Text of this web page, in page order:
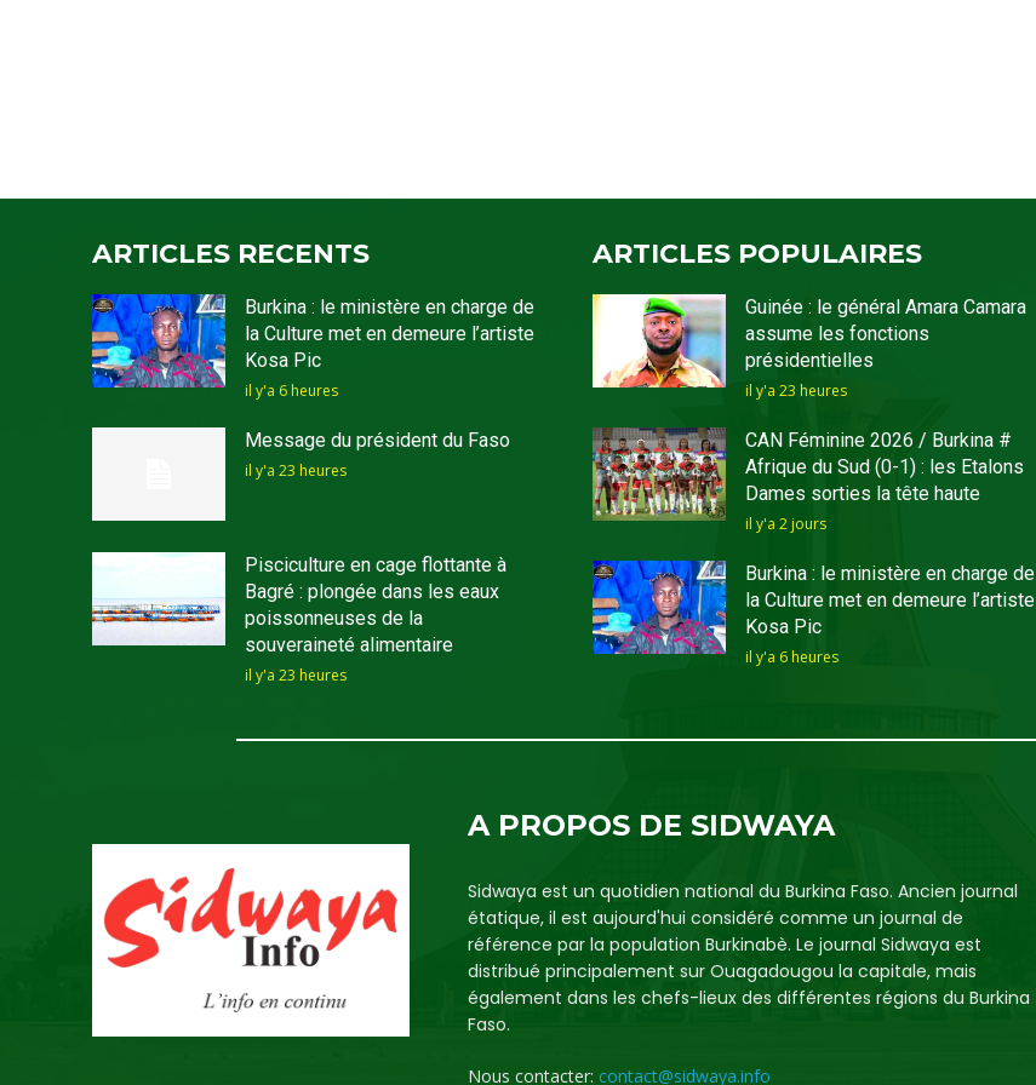
ARTICLES RECENTS
Burkina : le ministère en charge de
la Culture met en demeure l’artiste
Kosa Pic
il y'a 6 heures
Message du président du Faso
il y'a 23 heures
Pisciculture en cage flottante à
Bagré : plongée dans les eaux
poissonneuses de la
souveraineté alimentaire
il y'a 23 heures
ARTICLES POPULAIRES
Guinée : le général Amara Camara
assume les fonctions
présidentielles
il y'a 23 heures
CAN Féminine 2026 / Burkina #
Afrique du Sud (0-1) : les Etalons
Dames sorties la tête haute
il y'a 2 jours
Burkina : le ministère en charge de
la Culture met en demeure l’artiste
Kosa Pic
il y'a 6 heures
A PROPOS DE SIDWAYA
Sidwaya est un quotidien national du Burkina Faso. Ancien journal
étatique, il est aujourd'hui considéré comme un journal de
référence par la population Burkinabè. Le journal Sidwaya est
distribué principalement sur Ouagadougou la capitale, mais
également dans les chefs-lieux des différentes régions du Burkina
Faso.
Nous contacter: contact@sidwaya.info